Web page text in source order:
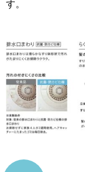
す。